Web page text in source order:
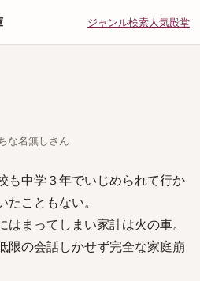
ジャンル検索人気殿堂
な名無しさん
も中学３年でいじめられて行か
こともない。
まってしまい家計は火の車。
限の会話しかせず完全な家庭崩